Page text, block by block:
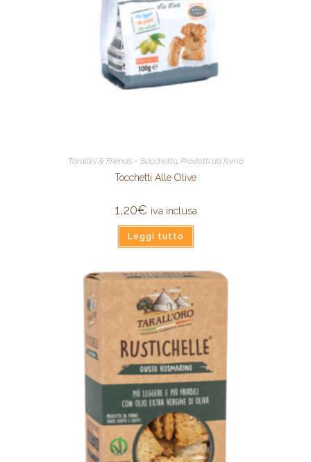
Tarallini & Friends - Sacchetto, Prodotti da forno
Tocchetti Alle Olive
1,20€ iva inclusa
Leggi tutto